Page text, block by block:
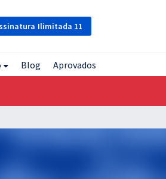
Ilimitada 11
Blog Aprovados